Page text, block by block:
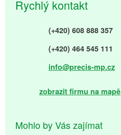
Rychlý kontakt
(+420) 608 888 357
(+420) 464 545 111
info@precis-mp.cz
zobrazit firmu na mapě
Mohlo by Vás zajímat